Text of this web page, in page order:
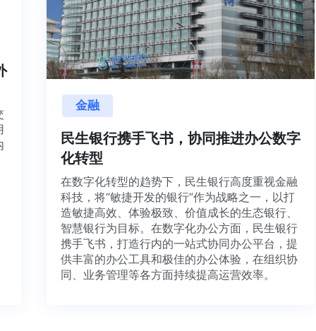
金融
民生银行携手飞书，协同推进办公数字
化转型
在数字化转型的趋势下，民生银行高度重视金融
科技，将“敏捷开发的银行”作为战略之一，以打
造敏捷高效、体验极致、价值成长的生态银行、
智慧银行为目标。在数字化办公方面，民生银行
携手飞书，打造行内的一站式协同办公平台，提
供丰富的办公工具和极佳的办公体验，在组织协
同、业务管理等各方面持续提高运营效率。